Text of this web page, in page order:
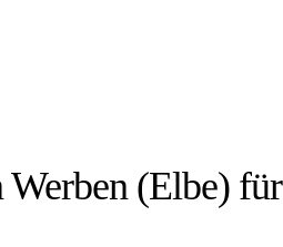
(Elbe) für